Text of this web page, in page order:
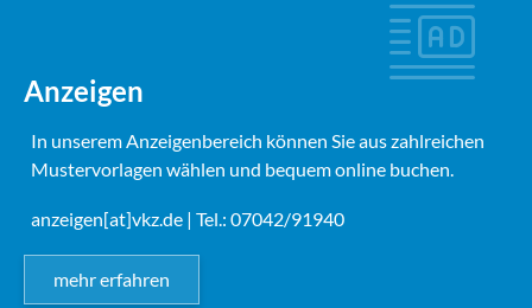
Anzeigen
In unserem Anzeigenbereich können Sie aus zahlreichen
Mustervorlagen wählen und bequem online buchen.
anzeigen[at]vkz.de | Tel.: 07042/91940
mehr erfahren